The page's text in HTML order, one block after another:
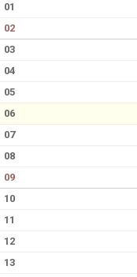
01
02
03
04
05
06
07
08
09
10
11
12
13